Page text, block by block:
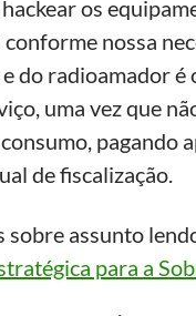
os
nossa
do radioamador é
uma vez que
pagando
de fiscalização.
sobre assunto
para a